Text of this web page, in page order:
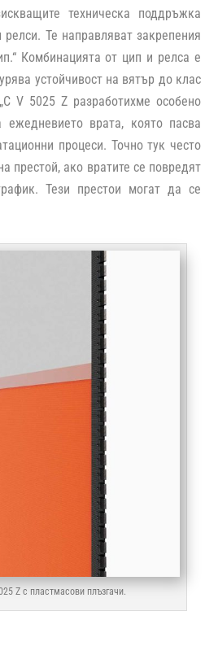
техническа поддръжка
Те направляват закрепения
Комбинацията от цип и релса е
устойчивост на вятър до клас
V 5025 Z разработихме особено
врата, която пасва
процеси. Точно тук често
престой, ако вратите се повредят
Тези престои могат да се
Z с пластмасови плъзгачи.